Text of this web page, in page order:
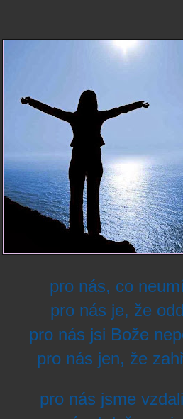
pro nás, co
pro nás je, že
pro nás jsi Bože
pro nás jen, že
pro nás jsme